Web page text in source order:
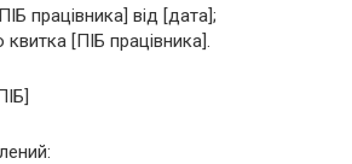
працівника] від [дата];
квитка [ПІБ працівника].